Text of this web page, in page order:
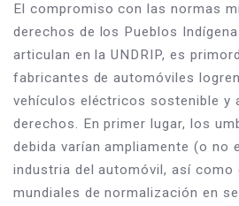
El compromiso con las normas
derechos de los Pueblos
articulan en la UNDRIP, es
fabricantes de automóviles
vehículos eléctricos sostenible y
derechos. En primer lugar, los
debida varían ampliamente (o no
industria del automóvil, así
mundiales de normalización en